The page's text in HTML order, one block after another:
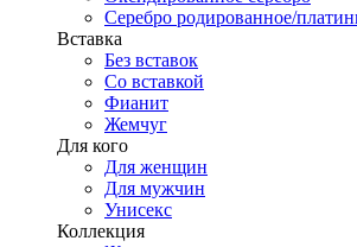
Серебро родированное/
Вставка
Без вставок
Со вставкой
Фианит
Жемчуг
Для кого
Для женщин
Для мужчин
Унисекс
Коллекция